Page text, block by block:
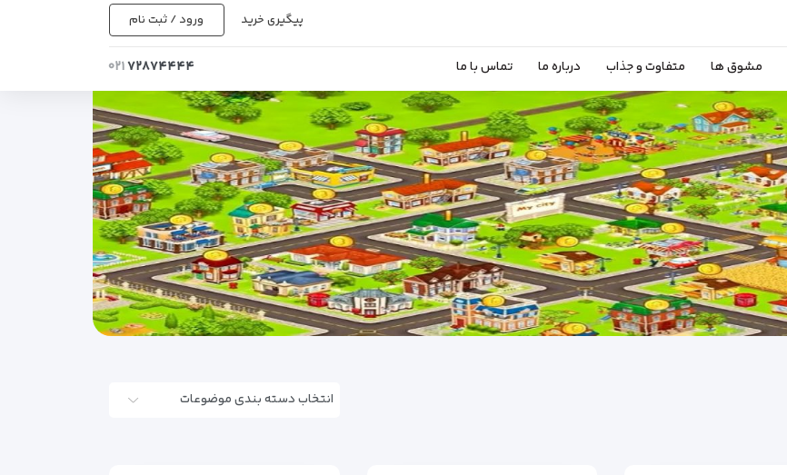
پیگیری خرید ورود / ثبت نام
مشوق ها متفاوت و جذاب درباره ما تماس با ما ۷۲۸۷۴۴۴۴۰۲۱
انتخاب دسته بندی موضوعات